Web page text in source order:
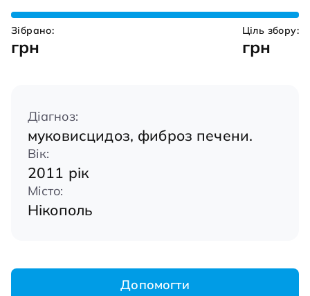
Зібрано:
грн
Ціль збору:
грн
Діагноз:
муковисцидоз, фиброз печени.
Вік:
2011 рік
Місто:
Нікополь
Допомогти